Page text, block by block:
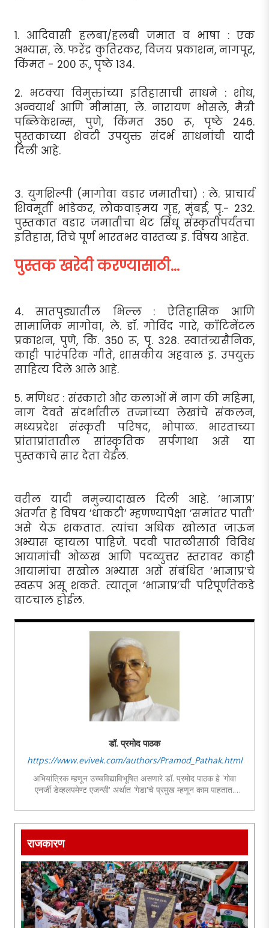
1. आदिवासी हलबा/हलबी जमात व भाषा : एक
अभ्यास, ले. फरेंद्र कुतिरकर, विजय प्रकाशन, नागपूर,
किंमत - 200 रू., पृष्ठे 134.
2. भटक्या विमुक्तांच्या इतिहासाची साधने : शोध,
अन्वयार्थ आणि मीमांसा, ले. नारायण भोसले, मैत्री
पब्लिकेशन्स, पुणे, किंमत 350 रू, पृष्ठे 246.
पुस्तकाच्या शेवटी उपयुक्त संदर्भ साधनांची यादी
दिली आहे.
3. युगशिल्पी (मागोवा वडार जमातीचा) : ले. प्राचार्य
शिवमूर्ती भांडेकर, लोकवाङ्मय गृह, मुंबई, पृ.- 232.
पुस्तकात वडार जमातीचा थेट सिंधू संस्कृतीपर्यंतचा
इतिहास, तिचे पूर्ण भारतभर वास्तव्य इ. विषय आहेत.
पुस्तक खरेदी करण्यासाठी...
4. सातपुड्यातील भिल्ल : ऐतिहासिक आणि
सामाजिक मागोवा, ले. डॉ. गोविंद गारे, काँटिनेंटल
प्रकाशन, पुणे, किं. 350 रू, पृ. 328. स्वातंत्र्यसैनिक,
काही पारंपरिक गीते, शासकीय अहवाल इ. उपयुक्त
साहित्य दिले आले आहे.
5. मणिधर : संस्कारो और कलाओं में नाग की महिमा,
नाग देवते संदर्भातील तज्ज्ञांच्या लेखांचे संकलन,
मध्यप्रदेश संस्कृती परिषद, भोपाळ. भारताच्या
प्रांताप्रांतातील सांस्कृतिक सर्पगाथा असे या
पुस्तकाचे सार देता येईल.
वरील यादी नमुन्यादाखल दिली आहे. ‘भाज्ञाप्र’
अंतर्गत हे विषय ’धाकटी’ म्हणण्यापेक्षा ’समांतर पाती’
असे येऊ शकतात. त्यांचा अधिक खोलात जाऊन
अभ्यास व्हायला पाहिजे. पदवी पातळीसाठी विविध
आयामांची ओळख आणि पदव्युत्तर स्तरावर काही
आयामांचा सखोल अभ्यास असे संबंधित ‘भाज्ञाप्र’चे
स्वरूप असू शकते. त्यातून ‘भाज्ञाप्र’ची परिपूर्णतेकडे
वाटचाल होईल.
डॉ. प्रमोद पाठक
https://www.evivek.com/authors/Pramod_Pathak.html
अभियांत्रिक म्हणून उच्चविद्याविभूषित असणारे डॉ. प्रमोद पाठक हे 'गोवा
एनर्जी डेव्हलपमेण्ट एजन्सी' अर्थात 'गेडा'चे प्रमुख म्हणून काम पाहतात.
प्रश् आणि आंतरराष्ट्रीय राजकारण हा त्यांचा खास अभ्यासविषय आहे. या
विषयावरील लेखन साप्ताहिक विवेक तसेच अन्य नियतकालिकांतून सातत्याने
राजकारण